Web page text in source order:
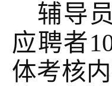
辅导
应聘者
体考核